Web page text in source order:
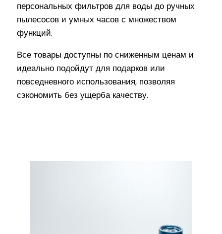
персональных фильтров для воды до ручных
пылесосов и умных часов с множеством
функций.
Все товары доступны по сниженным ценам и
идеально подойдут для подарков или
повседневного использования, позволяя
сэкономить без ущерба качеству.